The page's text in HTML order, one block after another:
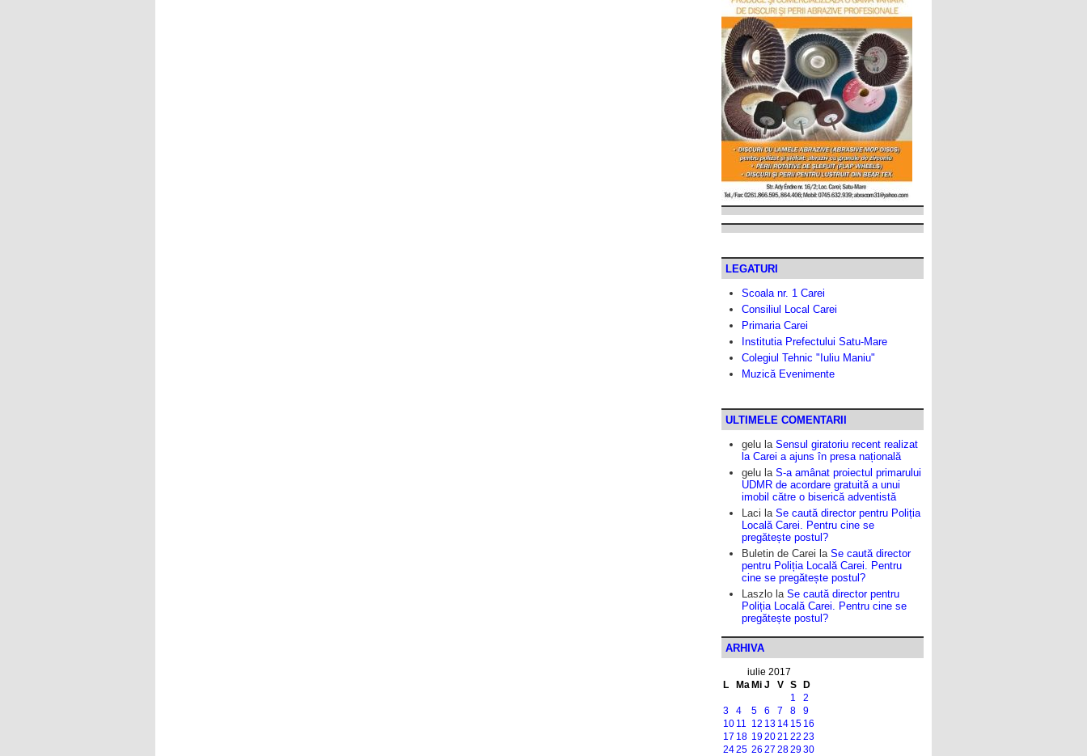
LEGATURI
Scoala nr. 1 Carei
Consiliul Local Carei
Primaria Carei
Institutia Prefectului Satu-Mare
Colegiul Tehnic "Iuliu Maniu"
Muzică Evenimente
ULTIMELE COMENTARII
gelu la Sensul giratoriu recent realizat
la Carei a ajuns în presa națională
gelu la S-a amânat proiectul primarului
UDMR de acordare gratuită a unui
imobil către o biserică adventistă
Laci la Se caută director pentru Poliția
Locală Carei. Pentru cine se
pregătește postul?
Buletin de Carei la Se caută director
pentru Poliția Locală Carei. Pentru
cine se pregătește postul?
Laszlo la Se caută director pentru
Poliția Locală Carei. Pentru cine se
pregătește postul?
ARHIVA
iulie 2017
L
Ma Mi J V S D
1
2
3
4 5 6 7 8
9
10 11 12 13 14 15 16
17 18 192021 22 23
2425 26 27 282930